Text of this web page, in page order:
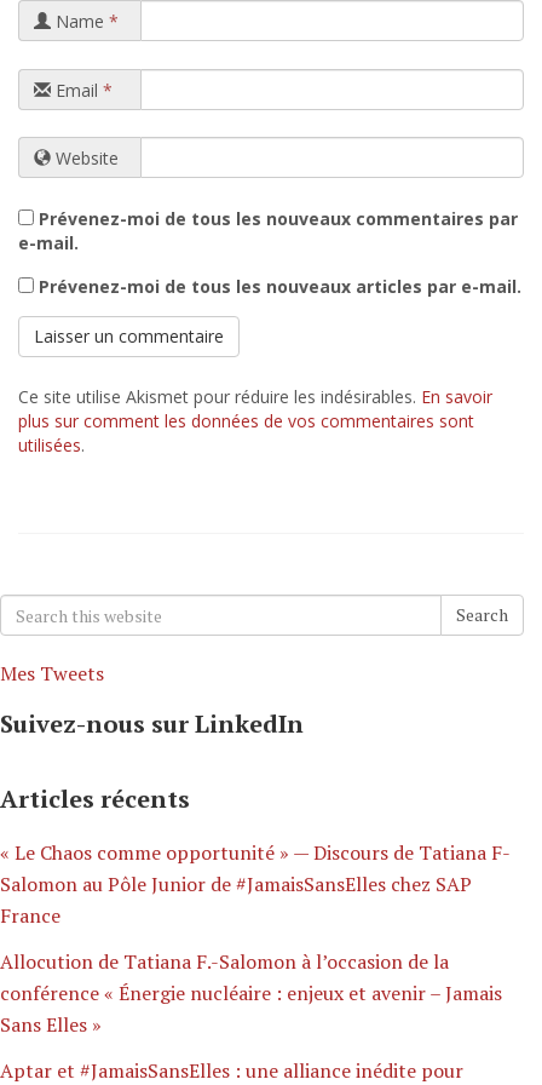
Name *
Email *
Website
Prévenez-moi de tous les nouveaux commentaires par
e-mail.
Prévenez-moi de tous les nouveaux articles par e-mail.
Ce site utilise Akismet pour réduire les indésirables. En savoir
plus sur comment les données de vos commentaires sont
utilisées.
Search
for:
Search
Mes Tweets
Suivez-nous sur LinkedIn
Articles récents
« Le Chaos comme opportunité » — Discours de Tatiana F-
Salomon au Pôle Junior de #JamaisSansElles chez SAP
France
Allocution de Tatiana F.-Salomon à l’occasion de la
conférence « Énergie nucléaire : enjeux et avenir – Jamais
Sans Elles »
Aptar et #JamaisSansElles : une alliance inédite pour